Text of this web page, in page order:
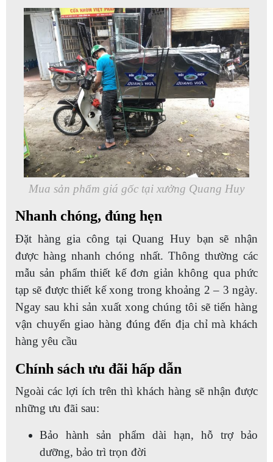
Mua sản phẩm giá gốc tại xưởng Quang Huy
Nhanh chóng, đúng hẹn
Đặt hàng gia công tại Quang Huy bạn sẽ nhận
được hàng nhanh chóng nhất. Thông thường các
mẫu sản phẩm thiết kế đơn giản không qua phức
tạp sẽ được thiết kế xong trong khoảng 2 – 3 ngày.
Ngay sau khi sản xuất xong chúng tôi sẽ tiến hàng
vận chuyển giao hàng đúng đến địa chỉ mà khách
hàng yêu cầu
Chính sách ưu đãi hấp dẫn
Ngoài các lợi ích trên thì khách hàng sẽ nhận được
những ưu đãi sau:
Bảo hành sản phẩm dài hạn, hỗ trợ bảo
dưỡng, bảo trì trọn đời